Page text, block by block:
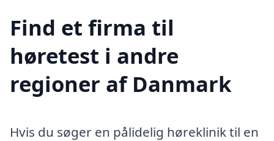
Find et firma til
høretest i andre
regioner af Danmark
Hvis du søger en pålidelig høreklinik til en